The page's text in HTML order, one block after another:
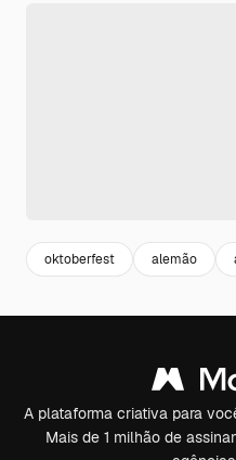
oktoberfest alemão
A plataforma criativa para
Mais de 1 milhão de